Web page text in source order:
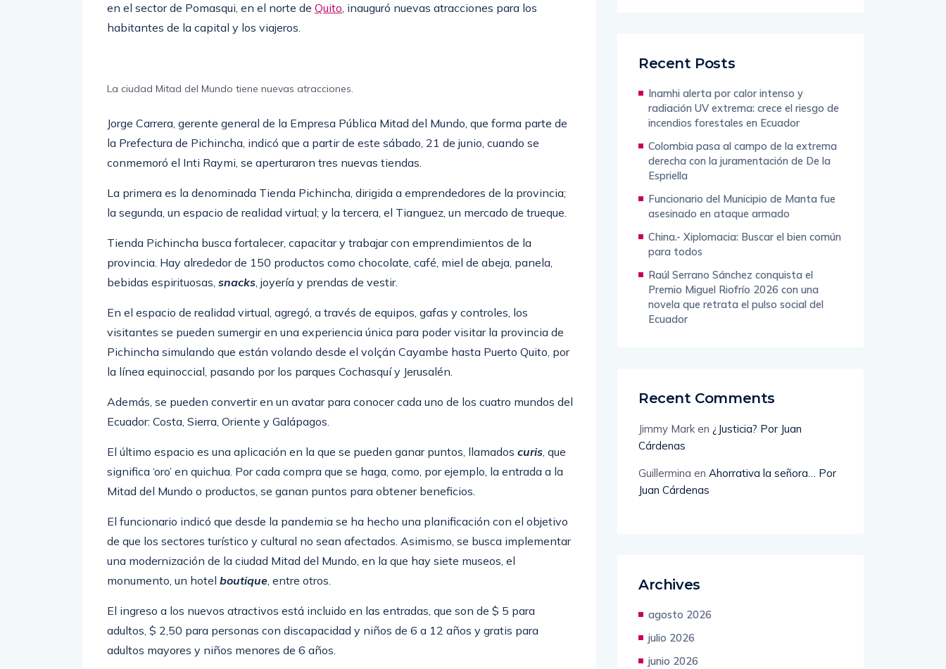
en el sector de Pomasqui, en el norte de Quito, inauguró nuevas atracciones para los
habitantes de la capital y los viajeros.
La ciudad Mitad del Mundo tiene nuevas atracciones.
Jorge Carrera, gerente general de la Empresa Pública Mitad del Mundo, que forma parte de
la Prefectura de Pichincha, indicó que a partir de este sábado, 21 de junio, cuando se
conmemoró el Inti Raymi, se aperturaron tres nuevas tiendas.
La primera es la denominada Tienda Pichincha, dirigida a emprendedores de la provincia;
la segunda, un espacio de realidad virtual; y la tercera, el Tianguez, un mercado de trueque.
Tienda Pichincha busca fortalecer, capacitar y trabajar con emprendimientos de la
provincia. Hay alrededor de 150 productos como chocolate, café, miel de abeja, panela,
bebidas espirituosas, snacks, joyería y prendas de vestir.
En el espacio de realidad virtual, agregó, a través de equipos, gafas y controles, los
visitantes se pueden sumergir en una experiencia única para poder visitar la provincia de
Pichincha simulando que están volando desde el volçán Cayambe hasta Puerto Quito, por
la línea equinoccial, pasando por los parques Cochasquí y Jerusalén.
Además, se pueden convertir en un avatar para conocer cada uno de los cuatro mundos del
Ecuador: Costa, Sierra, Oriente y Galápagos.
El último espacio es una aplicación en la que se pueden ganar puntos, llamados curis, que
significa ‘oro’ en quichua. Por cada compra que se haga, como, por ejemplo, la entrada a la
Mitad del Mundo o productos, se ganan puntos para obtener beneficios.
El funcionario indicó que desde la pandemia se ha hecho una planificación con el objetivo
de que los sectores turístico y cultural no sean afectados. Asimismo, se busca implementar
una modernización de la ciudad Mitad del Mundo, en la que hay siete museos, el
monumento, un hotel boutique, entre otros.
El ingreso a los nuevos atractivos está incluido en las entradas, que son de $ 5 para
adultos, $ 2,50 para personas con discapacidad y niños de 6 a 12 años y gratis para
adultos mayores y niños menores de 6 años.
Recent Posts
Inamhi alerta por calor intenso y
radiación UV extrema: crece el riesgo de
incendios forestales en Ecuador
Colombia pasa al campo de la extrema
derecha con la juramentación de De la
Espriella
Funcionario del Municipio de Manta fue
asesinado en ataque armado
China.- Xiplomacia: Buscar el bien común
para todos
Raúl Serrano Sánchez conquista el
Premio Miguel Riofrío 2026 con una
novela que retrata el pulso social del
Ecuador
Recent Comments
Jimmy Mark en ¿Justicia? Por Juan
Cárdenas
Guillermina en Ahorrativa la señora… Por
Juan Cárdenas
Archives
agosto 2026
julio 2026
junio 2026